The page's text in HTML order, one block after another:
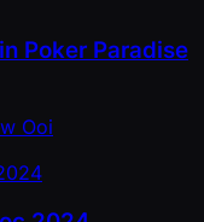
Poker Paradise
Ooi